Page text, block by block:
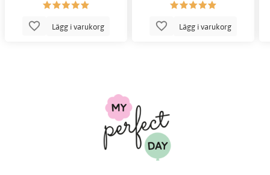
Lägg i varukorg Lägg i varukorg